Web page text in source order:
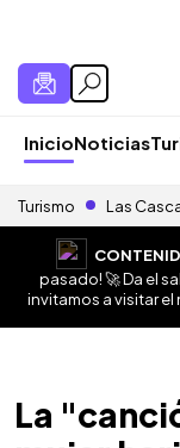
InicioNoticias
Turismo Las
pasado! 🚀 Da el
invitamos a visitar
La